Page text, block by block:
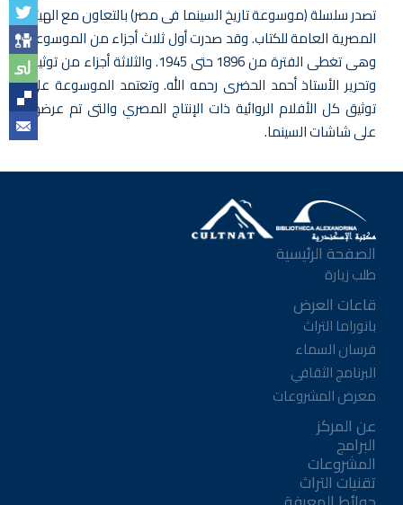
تصدر سلسلة (موسوعة تاريخ السينما فى مصر) بالتعاون مع الهيئة
المصرية العامة للكتاب. وقد صدرت أول ثلاث أجزاء من الموسوعة
وهى تغطى الفترة من 1896 حتى 1945. والثلاثة أجزاء من توثيق
وتحرير الأستاذ أحمد الحضرى رحمه الله. وتعتمد الموسوعة على
توثيق كل الأفلام الروائية ذات الإنتاج المصري والتى تم عرضها
على شاشات السينما.
الصفحة الرئيسية
طلب زيارة
قاعات العرض
بانوراما التراث
فرسان السماء
البرنامج الثقافي
معرض المشروعات
عن المركز
البرامج
المشروعات
تقنيات التراث